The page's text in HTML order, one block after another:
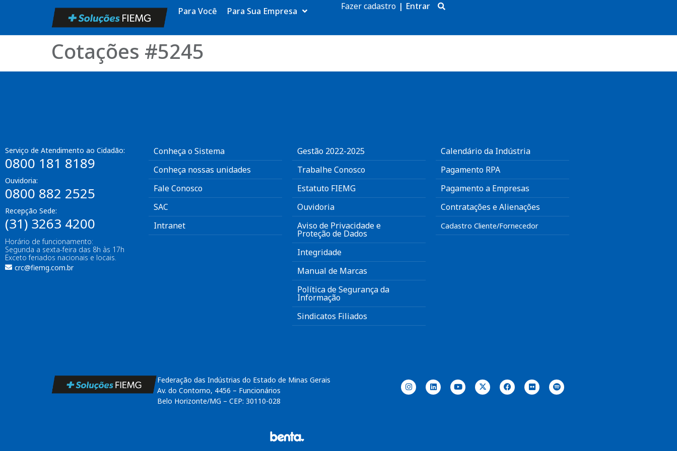
Para Você Para Sua Empresa Fazer cadastro | Entrar
Cotações #5245
Serviço de Atendimento ao Cidadão:
0800 181 8189
Ouvidoria:
0800 882 2525
Recepção Sede:
(31) 3263 4200
Horário de funcionamento:
Segunda a sexta-feira das 8h às 17h
Exceto feriados nacionais e locais.
crc@fiemg.com.br
Conheça o Sistema
Conheça nossas unidades
Fale Conosco
SAC
Intranet
Gestão 2022-2025
Trabalhe Conosco
Estatuto FIEMG
Ouvidoria
Aviso de Privacidade e
Proteção de Dados
Integridade
Manual de Marcas
Política de Segurança da
Informação
Sindicatos Filiados
Calendário da Indústria
Pagamento RPA
Pagamento a Empresas
Contratações e Alienações
Cadastro Cliente/Fornecedor
Federação das Indústrias do Estado de Minas Gerais
Av. do Contorno, 4456 – Funcionários
Belo Horizonte/MG – CEP: 30110-028